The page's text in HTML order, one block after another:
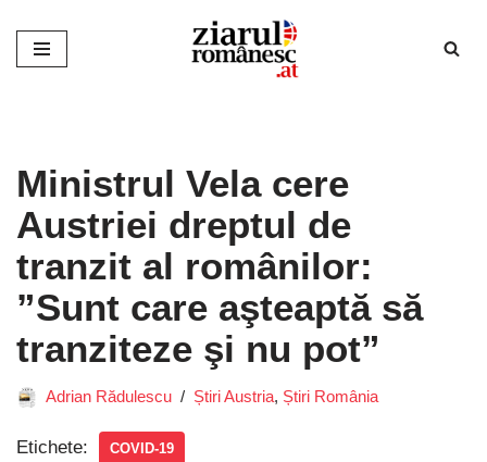
Sari
Ministrul Vela cere
Austriei dreptul de
tranzit al românilor:
”Sunt care aşteaptă să
tranziteze şi nu pot”
Adrian Rădulescu Știri Austria, Știri România
Etichete: COVID-19